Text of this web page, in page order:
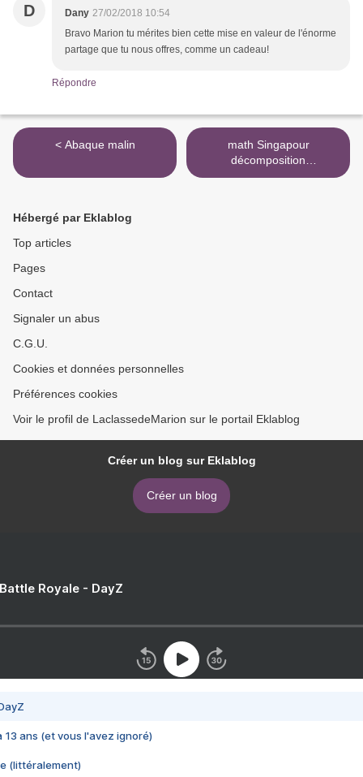
D Dany 27/02/2018 10:54
Bravo Marion tu mérites bien cette mise en valeur de l'énorme
partage que tu nous offres, comme un cadeau!
Répondre
< Abaque malin
math Singapour
décomposition
complétements >
Hébergé par Eklablog
Top articles
Pages
Contact
Signaler un abus
C.G.U.
Cookies et données personnelles
Préférences cookies
Voir le profil de LaclassedeMarion sur le portail Eklablog
Créer un blog sur Eklablog
Créer un blog
Royale - DayZ
13 ans (et vous l'avez ignoré)
(littéralement)